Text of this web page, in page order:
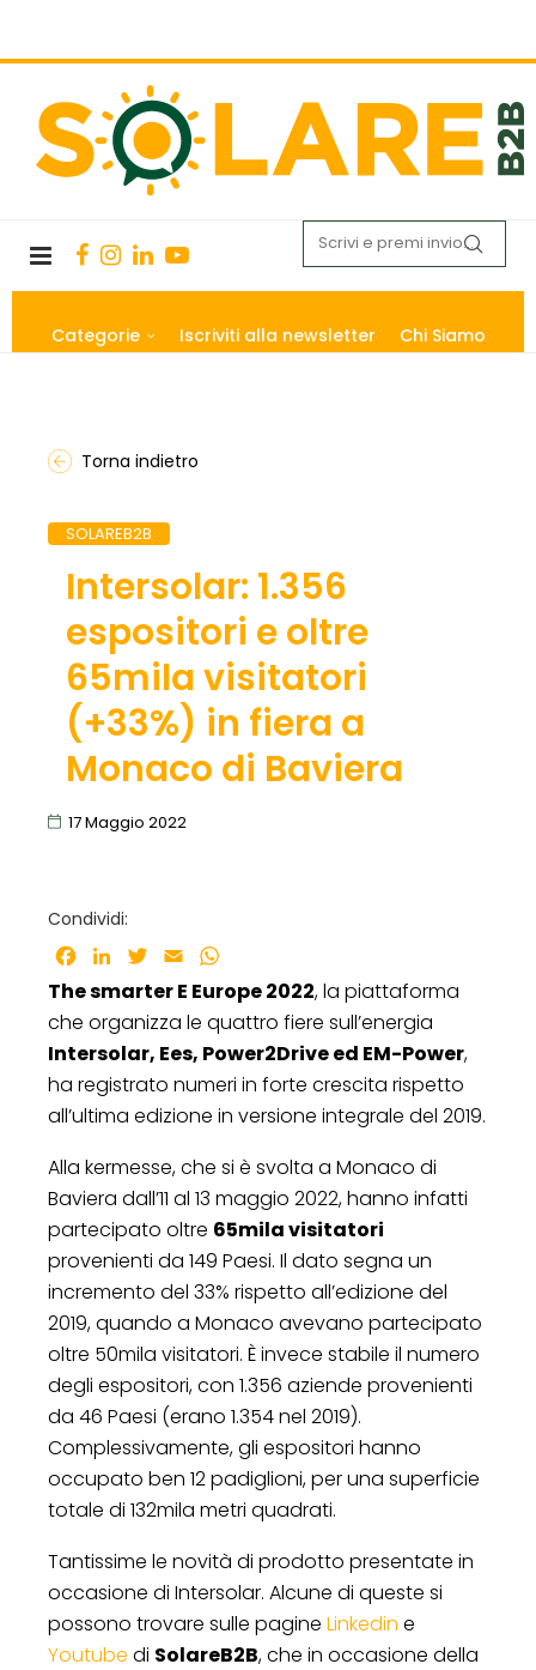
Categorie Iscriviti alla newsletter Chi Siamo
Torna indietro
SOLAREB2B
Intersolar: 1.356
espositori e oltre
65mila visitatori
(+33%) in fiera a
Monaco di Baviera
17 Maggio 2022
Condividi:
Facebook
LinkedInTwitter
Email
The smarter E Europe 2022, la piattaforma
che organizza le quattro fiere sull’energia
Intersolar, Ees, Power2Drive ed EM-Power,
ha registrato numeri in forte crescita rispetto
all’ultima edizione in versione integrale del 2019.
Alla kermesse, che si è svolta a Monaco di
Baviera dall’11 al 13 maggio 2022, hanno infatti
partecipato oltre 65mila visitatori
provenienti da 149 Paesi. Il dato segna un
incremento del 33% rispetto all’edizione del
2019, quando a Monaco avevano partecipato
oltre 50mila visitatori. È invece stabile il numero
degli espositori, con 1.356 aziende provenienti
da 46 Paesi (erano 1.354 nel 2019).
Complessivamente, gli espositori hanno
occupato ben 12 padiglioni, per una superficie
totale di 132mila metri quadrati.
Tantissime le novità di prodotto presentate in
occasione di Intersolar. Alcune di queste si
possono trovare sulle pagine Linkedin e
Youtube di SolareB2B, che in occasione della